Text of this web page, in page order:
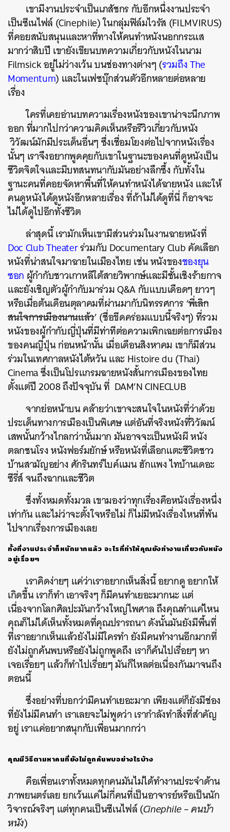
เขามีงานประจำเป็นเภสัชกร กับอีกหนึ่งงานประจำ
เป็นซีเนไฟล์ (Cinephile) ในกลุ่มฟิล์มไวรัส (FILMVIRUS)
ที่คอยสนับสนุนและหาที่ทางให้คนทำหนังนอกกระแส
มากว่าสิบปี เขายังเขียนบทความเกี่ยวกับหนังในนาม
Filmsick อยู่ไม่ว่างเว้น บนช่องทางต่างๆ (รวมถึง The
Momentum) และในเฟซบุ๊กส่วนตัวอีกหลายต่อหลาย
เรื่อง
ใครที่เคยอ่านบทความเรื่องหนังของเขาน่าจะนึกภาพ
ออก ที่มากไปกว่าความคิดเห็นหรือรีวิวเกี่ยวกับหนัง
วิวัฒน์มักมีประเด็นอื่นๆ ซึ่งเชื่อมโยงต่อไปจากหนังเรื่อง
นั้นๆ เราจึงอยากพูดคุยกับเขาในฐานะของคนที่ดูหนังเป็น
ชีวิตจิตใจและมีบทสนทนากับมันอย่างลึกซึ้ง กับทั้งใน
ฐานะคนที่คอยจัดหาพื้นที่ให้คนทำหนังได้ฉายหนัง และให้
คนดูหนังได้ดูหนังอีกหลายเรื่อง ที่ถ้าไม่ได้ดูที่นี่ ก็อาจจะ
ไม่ได้ดูไปอีกทั้งชีวิต
ล่าสุดนี้ เรามักเห็นเขามีส่วนร่วมในงานฉายหนังที่
Doc Club Theaterร่วมกับ Documentary Club คัดเลือก
หนังที่น่าสนใจมาฉายในเมืองไทย เช่น หนังของชองยุน
ซอก ผู้กำกับชาวเกาหลีใต้สายวิพากษ์และมีชั้นเชิงร้ายกาจ
และยังเชิญตัวผู้กำกับมาร่วม Q&A กับแบบเดือดๆ ยาวๆ
หรือเมื่อต้นเดือนตุลาคมที่ผ่านมากับนิทรรศการ ‘พี่เลิก
สนใจการเมืองนานแล้ว’ (ชื่อขีดคร่อมแบบนี้จริงๆ) ที่รวม
หนังของผู้กำกับญี่ปุ่นที่มีท่าทีต่อความเพิกเฉยต่อการเมือง
ของคนญี่ปุ่น ก่อนหน้านั้น เมื่อเดือนสิงหาคม เขาก็มีส่วน
ร่วมในเทศกาลหนังไต้หวัน และ Histoire du (Thai)
Cinema ซึ่งเป็นโปรแกรมฉายหนังสั้นการเมืองของไทย
ตั้งแต่ปี 2008 ถึงปัจจุบัน ที่ DAM’N CINECLUB
จากย่อหน้าบน คล้ายว่าเขาจะสนใจในหนังที่ว่าด้วย
ประเด็นทางการเมืองเป็นพิเศษ แต่อันที่จริงหนังที่วิวัฒน์
เสพนั้นกว้างไกลกว่านั้นมาก มันอาจจะเป็นหนังผี หนัง
ตลกชนโรง หนังฟอร์มยักษ์ หรือหนังที่เลือกแตะชีวิตชาว
บ้านสามัญอย่าง ศักรินทร์ไบค์แมน ฮักแพง ไทบ้านเดอะ
ซีรี่ส์ จนถึงฉากและชีวิต
ซึ่งทั้งหมดทั้งมวล เขามองว่าทุกเรื่องคือหนังเรื่องหนึ่ง
เท่ากัน และไม่ว่าจะตั้งใจหรือไม่ ก็ไม่มีหนังเรื่องไหนที่พ้น
ไปจากเรื่องการเมืองเลย
ทั้งที่งานประจำก็หนักมากแล้ว อะไรที่ทำให้คุณยังทำงานเกี่ยวกับหนัง
อยู่เรื่อยๆ
เราคิดง่ายๆ แค่ว่าเราอยากเห็นสิ่งนี้ อยากดู อยากให้
เกิดขึ้น เราก็ทำ เอาจริงๆ ก็มีคนทำเยอะมากนะ แต่
เนื่องจากโลกศิลปะมันกว้างใหญ่ไพศาล ถึงคุณทำแค่ไหน
คุณก็ไม่ได้เห็นทั้งหมดที่คุณปรารถนา ดังนั้นมันยังมีพื้นที่
ที่เราอยากเห็นแล้วยังไม่มีใครทำ ยังมีคนทำงานอีกมากที่
ยังไม่ถูกค้นพบหรือยังไม่ถูกพูดถึง เราก็ค้นไปเรื่อยๆ หา
เจอเรื่อยๆ แล้วก็ทำไปเรื่อยๆ มันก็ไหลต่อเนื่องกันมาจนถึง
ตอนนี้
ซึ่งอย่างที่บอกว่ามีคนทำเยอะมาก เพียงแต่ก็ยังมีช่อง
ที่ยังไม่มีคนทำ เราเลยจะไม่พูดว่า เรากำลังทำสิ่งที่สำคัญ
อยู่ เราแค่อยากสนุกกับเพื่อนมากกว่า
คุณมีวิธีตามหาคนที่ยังไม่ถูกค้นพบอย่างไรบ้าง
คือเพื่อนเราทั้งหมดทุกคนมันไม่ได้ทำงานประจำด้าน
ภาพยนตร์เลย ยกเว้นแค่ไม่กี่คนที่เป็นอาจารย์หรือเป็นนัก
วิจารณ์จริงๆ แต่ทุกคนเป็นซีเนไฟล์ (Cinephile – คนบ้า
หนัง)